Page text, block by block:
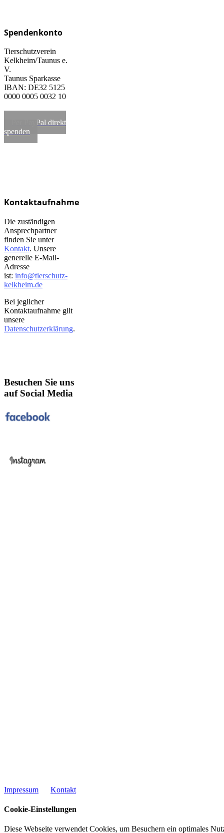
Spendenkonto
Tierschutzverein
Kelkheim/Taunus e.
V.
Taunus Sparkasse
IBAN: DE32 5125
0000 0005 0032 10
Per PayPal direkt
spenden
Kontaktaufnahme
Die zuständigen
Ansprechpartner
finden Sie unter
Kontakt. Unsere
generelle E-Mail-
Adresse
ist: info@tierschutz-
kelkheim.de
Bei jeglicher
Kontaktaufnahme gilt
unsere
Datenschutzerklärung.
Besuchen Sie uns
auf Social Media
Impressum Kontakt
Cookie-Einstellungen
Diese Webseite verwendet Cookies, um Besuchern ein optimales